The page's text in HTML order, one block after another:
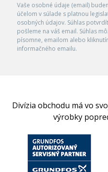
Vaše osobné údaje (email)
účelom v súlade s platnou
osobných údajov. Súhlas
pošleme na váš email. Súhlas
písomne, emailom alebo
informačného emailu.
Divízia obchodu má vo
výrobky